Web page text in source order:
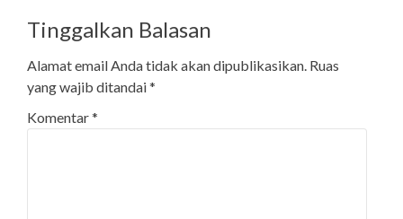
Tinggalkan Balasan
Alamat email Anda tidak akan dipublikasikan. Ruas
yang wajib ditandai*
Komentar*